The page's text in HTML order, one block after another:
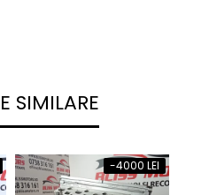
SIMILARE
-4000 LEI